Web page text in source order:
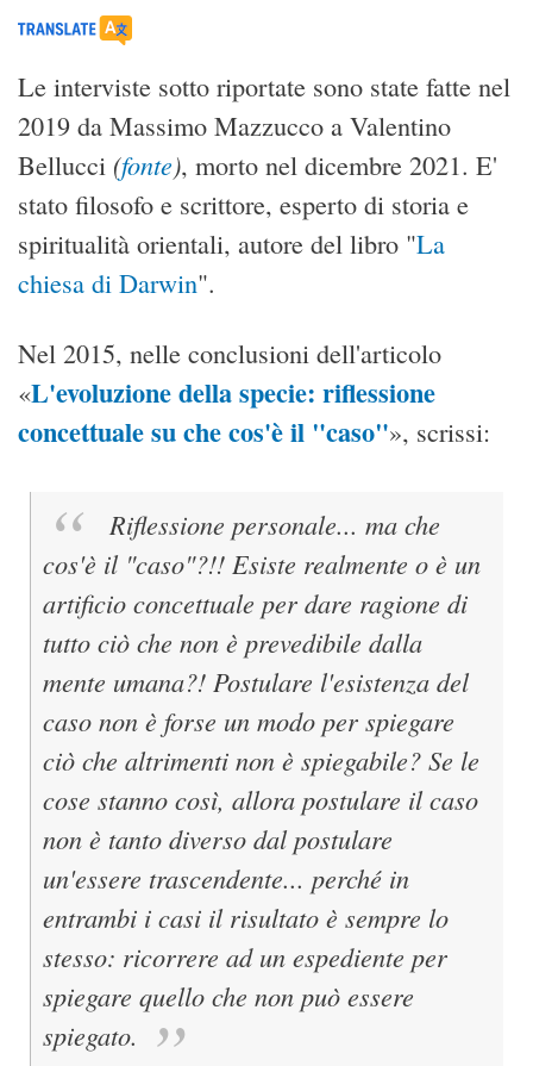
Le interviste sotto riportate sono state fatte nel
2019 da Massimo Mazzucco a Valentino
Bellucci (fonte), morto nel dicembre 2021. E'
stato filosofo e scrittore, esperto di storia e
spiritualità orientali, autore del libro "La
chiesa di Darwin".
Nel 2015, nelle conclusioni dell'articolo
«L'evoluzione della specie: riflessione
concettuale su che cos'è il "caso"», scrissi:
Riflessione personale... ma che
cos'è il "caso"?!! Esiste realmente o è un
artificio concettuale per dare ragione di
tutto ciò che non è prevedibile dalla
mente umana?! Postulare l'esistenza del
caso non è forse un modo per spiegare
ciò che altrimenti non è spiegabile? Se le
cose stanno così, allora postulare il caso
non è tanto diverso dal postulare
un'essere trascendente... perché in
entrambi i casi il risultato è sempre lo
stesso: ricorrere ad un espediente per
spiegare quello che non può essere
spiegato.